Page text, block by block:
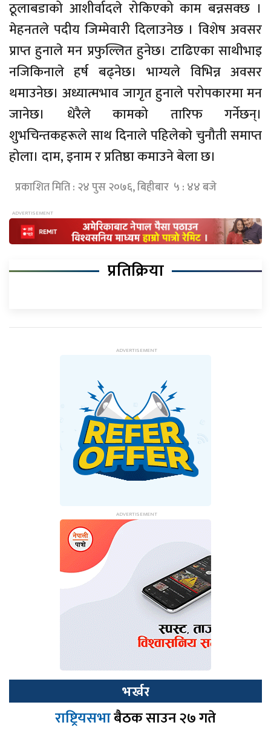
ठूलाबडाको आशीर्वादले रोकिएको काम बन्नसक्छ ।
मेहनतले पदीय जिम्मेवारी दिलाउनेछ । विशेष अवसर
प्राप्त हुनाले मन प्रफुल्लित हुनेछ। टाढिएका साथीभाइ
नजिकिनाले हर्ष बढ्नेछ। भाग्यले विभिन्न अवसर
थमाउनेछ। अध्यात्मभाव जागृत हुनाले परोपकारमा मन
जानेछ। धेरैले कामको तारिफ गर्नेछन्।
शुभचिन्तकहरूले साथ दिनाले पहिलेको चुनौती समाप्त
होला। दाम, इनाम र प्रतिष्ठा कमाउने बेला छ।
प्रकाशित मिति : २४ पुस २०७६, बिहीबार ५ : ४४ बजे
प्रतिक्रिया
भर्खर
राष्ट्रियसभाबैठक साउन २७ गते